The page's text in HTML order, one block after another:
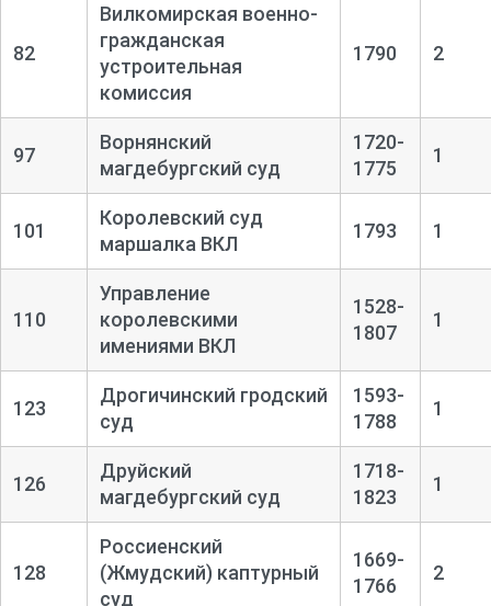
82
Вилкомирская военно-
гражданская
устроительная
комиссия
1790 2
97
Ворнянский
магдебургский суд
1720-
1775
1
101
Королевский суд
маршалка ВКЛ
1793 1
110
Управление
королевскими
имениями ВКЛ
1528-
1807
1
123
Дрогичинский гродский
суд
1593-
1788
1
126
Друйский
магдебургский суд
1718-
1823
1
128
Россиенский
(Жмудский) каптурный
суд
1669-
1766
2